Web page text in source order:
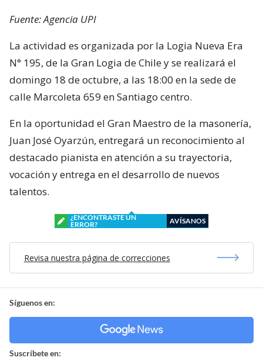
Fuente: Agencia UPI
La actividad es organizada por la Logia Nueva Era
N° 195, de la Gran Logia de Chile y se realizará el
domingo 18 de octubre, a las 18:00 en la sede de
calle Marcoleta 659 en Santiago centro.
En la oportunidad el Gran Maestro de la masonería,
Juan José Oyarzún, entregará un reconocimiento al
destacado pianista en atención a su trayectoria,
vocación y entrega en el desarrollo de nuevos
talentos.
¿ENCONTRASTE UN
ERROR?
AVÍSANOS
Revisa nuestra página de correcciones
Síguenos en:
Suscríbete en: